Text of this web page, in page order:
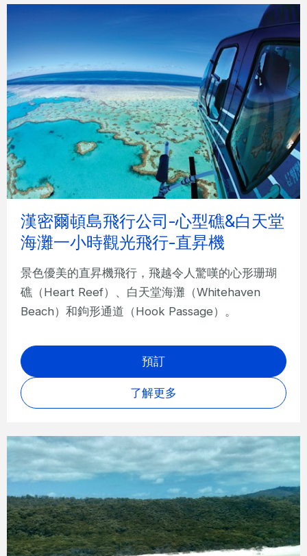
漢密爾頓島飛行公司-心型礁&白天堂
海灘一小時觀光飛行-直昇機
景色優美的直昇機飛行，飛越令人驚嘆的心形珊瑚
礁（Heart Reef）、白天堂海灘（Whitehaven
Beach）和鉤形通道（Hook Passage）。
預訂
了解更多